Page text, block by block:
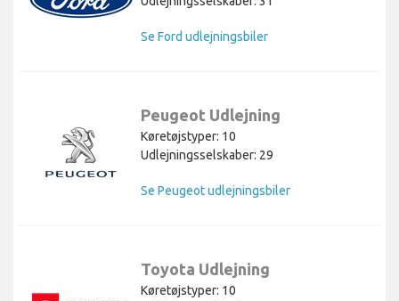
Se Ford udlejningsbiler
Peugeot Udlejning
Køretøjstyper: 10
Udlejningsselskaber: 29
Se Peugeot udlejningsbiler
Toyota Udlejning
Køretøjstyper: 10